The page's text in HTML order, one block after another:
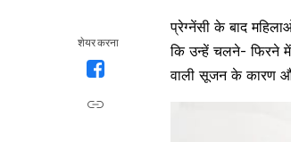
शेयर करना
प्रेग्नेंसी के बाद
कि उन्हें चलने- फिरने
वाली सूजन के कारण